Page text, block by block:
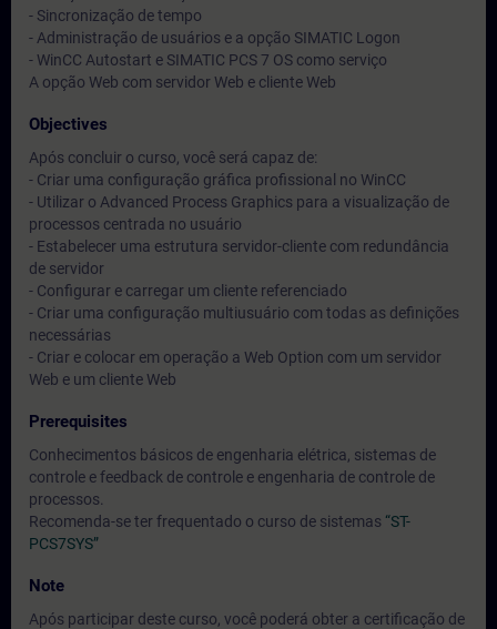
- Sincronização de tempo
- Administração de usuários e a opção SIMATIC Logon
- WinCC Autostart e SIMATIC PCS 7 OS como serviço
A opção Web com servidor Web e cliente Web
Objectives
Após concluir o curso, você será capaz de:
- Criar uma configuração gráfica profissional no WinCC
- Utilizar o Advanced Process Graphics para a visualização de
processos centrada no usuário
- Estabelecer uma estrutura servidor-cliente com redundância
de servidor
- Configurar e carregar um cliente referenciado
- Criar uma configuração multiusuário com todas as definições
necessárias
- Criar e colocar em operação a Web Option com um servidor
Web e um cliente Web
Prerequisites
Conhecimentos básicos de engenharia elétrica, sistemas de
controle e feedback de controle e engenharia de controle de
processos.
Recomenda-se ter frequentado o curso de sistemas “ST-
PCS7SYS”
Note
Após participar deste curso, você poderá obter a certificação de